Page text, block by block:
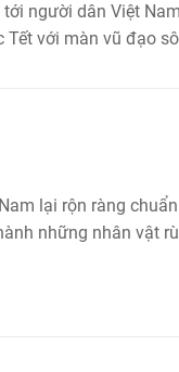
người dân Việt Nam
với màn vũ đạo
lại rộn ràng
những nhân vật